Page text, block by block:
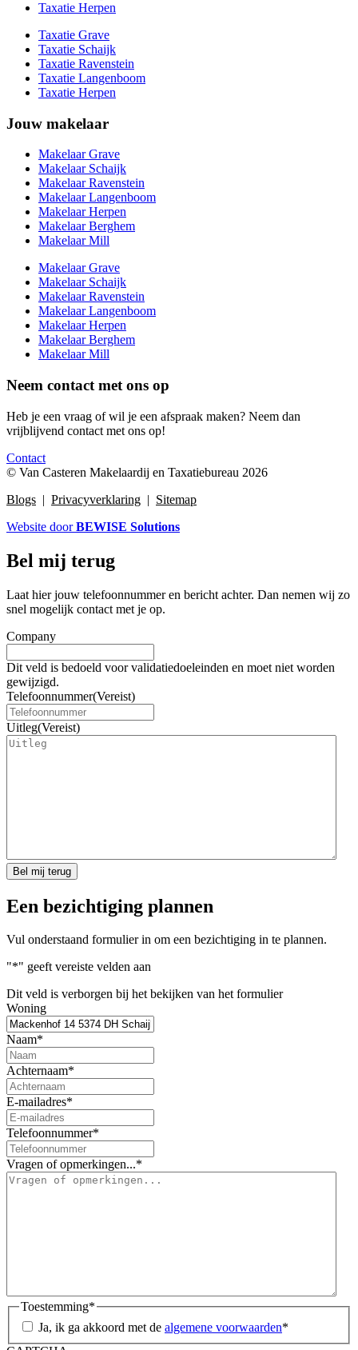
Taxatie Herpen
Taxatie Grave
Taxatie Schaijk
Taxatie Ravenstein
Taxatie Langenboom
Taxatie Herpen
Jouw makelaar
Makelaar Grave
Makelaar Schaijk
Makelaar Ravenstein
Makelaar Langenboom
Makelaar Herpen
Makelaar Berghem
Makelaar Mill
Makelaar Grave
Makelaar Schaijk
Makelaar Ravenstein
Makelaar Langenboom
Makelaar Herpen
Makelaar Berghem
Makelaar Mill
Neem contact met ons op
Heb je een vraag of wil je een afspraak maken? Neem dan
vrijblijvend contact met ons op!
Contact
© Van Casteren Makelaardij en Taxatiebureau 2026
Blogs | Privacyverklaring | Sitemap
Website doorBEWISE Solutions
Bel mij terug
Laat hier jouw telefoonnummer en bericht achter. Dan nemen wij zo
snel mogelijk contact met je op.
Company
Dit veld is bedoeld voor validatiedoeleinden en moet niet worden
gewijzigd.
Telefoonnummer(Vereist)
Uitleg(Vereist)
Een bezichtiging plannen​
Vul onderstaand formulier in om een bezichtiging in te plannen.
"*" geeft vereiste velden aan
Dit veld is verborgen bij het bekijken van het formulier
Woning
Naam*
Achternaam*
E-mailadres*
Telefoonnummer*
Vragen of opmerkingen...*
Toestemming*
Ja, ik ga akkoord met de algemene voorwaarden*